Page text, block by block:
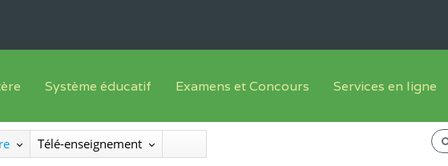
Système éducatif
Offre de formation
Sous système francophone
Progammes d'études
Examens et Concours
Inscriptions
Liste des candidats
Services en ligne
Orientation Conseil
Gestion du
Télé-enseignement